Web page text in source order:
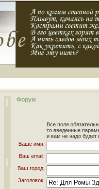
Форум
Все поля
то введенные
и вам не надо будет
Ваше имя:
Ваш email:
Ваш город:
Заголовок: